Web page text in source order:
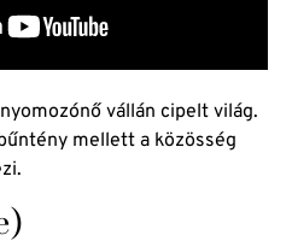
vállán cipelt világ.
mellett a közösség